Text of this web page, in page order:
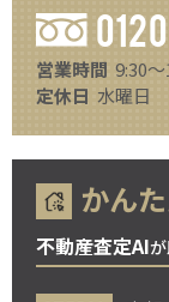
営業時間 9:30
定休日 水曜日
かん
不動産査定AI